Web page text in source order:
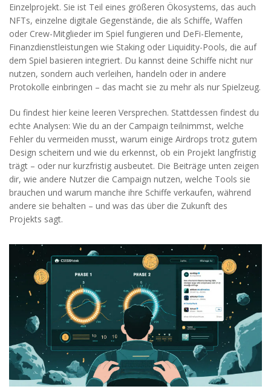
Einzelprojekt. Sie ist Teil eines größeren Ökosystems, das auch
NFTs, einzelne digitale Gegenstände, die als Schiffe, Waffen
oder Crew-Mitglieder im Spiel fungieren und DeFi-Elemente,
Finanzdienstleistungen wie Staking oder Liquidity-Pools, die auf
dem Spiel basieren integriert. Du kannst deine Schiffe nicht nur
nutzen, sondern auch verleihen, handeln oder in andere
Protokolle einbringen – das macht sie zu mehr als nur Spielzeug.
Du findest hier keine leeren Versprechen. Stattdessen findest du
echte Analysen: Wie du an der Campaign teilnimmst, welche
Fehler du vermeiden musst, warum einige Airdrops trotz gutem
Design scheitern und wie du erkennst, ob ein Projekt langfristig
trägt – oder nur kurzfristig ausbeutet. Die Beiträge unten zeigen
dir, wie andere Nutzer die Campaign nutzen, welche Tools sie
brauchen und warum manche ihre Schiffe verkaufen, während
andere sie behalten – und was das über die Zukunft des
Projekts sagt.